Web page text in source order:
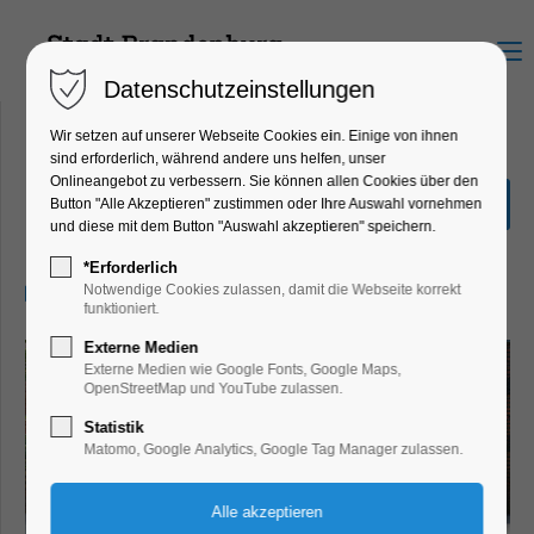
Menu
Entdecker-Tour
Führung, Themenführung
27.04.2025, 10:30–11:30
Datenschutzeinstellungen
Wir setzen auf unserer Webseite Cookies ein. Einige von ihnen
sind erforderlich, während andere uns helfen, unser
Onlineangebot zu verbessern. Sie können allen Cookies über den
Button "Alle Akzeptieren" zustimmen oder Ihre Auswahl vornehmen
und diese mit dem Button "Auswahl akzeptieren" speichern.
*Erforderlich
Notwendige Cookies zulassen, damit die Webseite korrekt
funktioniert.
Externe Medien
Externe Medien wie Google Fonts, Google Maps,
OpenStreetMap und YouTube zulassen.
Statistik
Matomo, Google Analytics, Google Tag Manager zulassen.